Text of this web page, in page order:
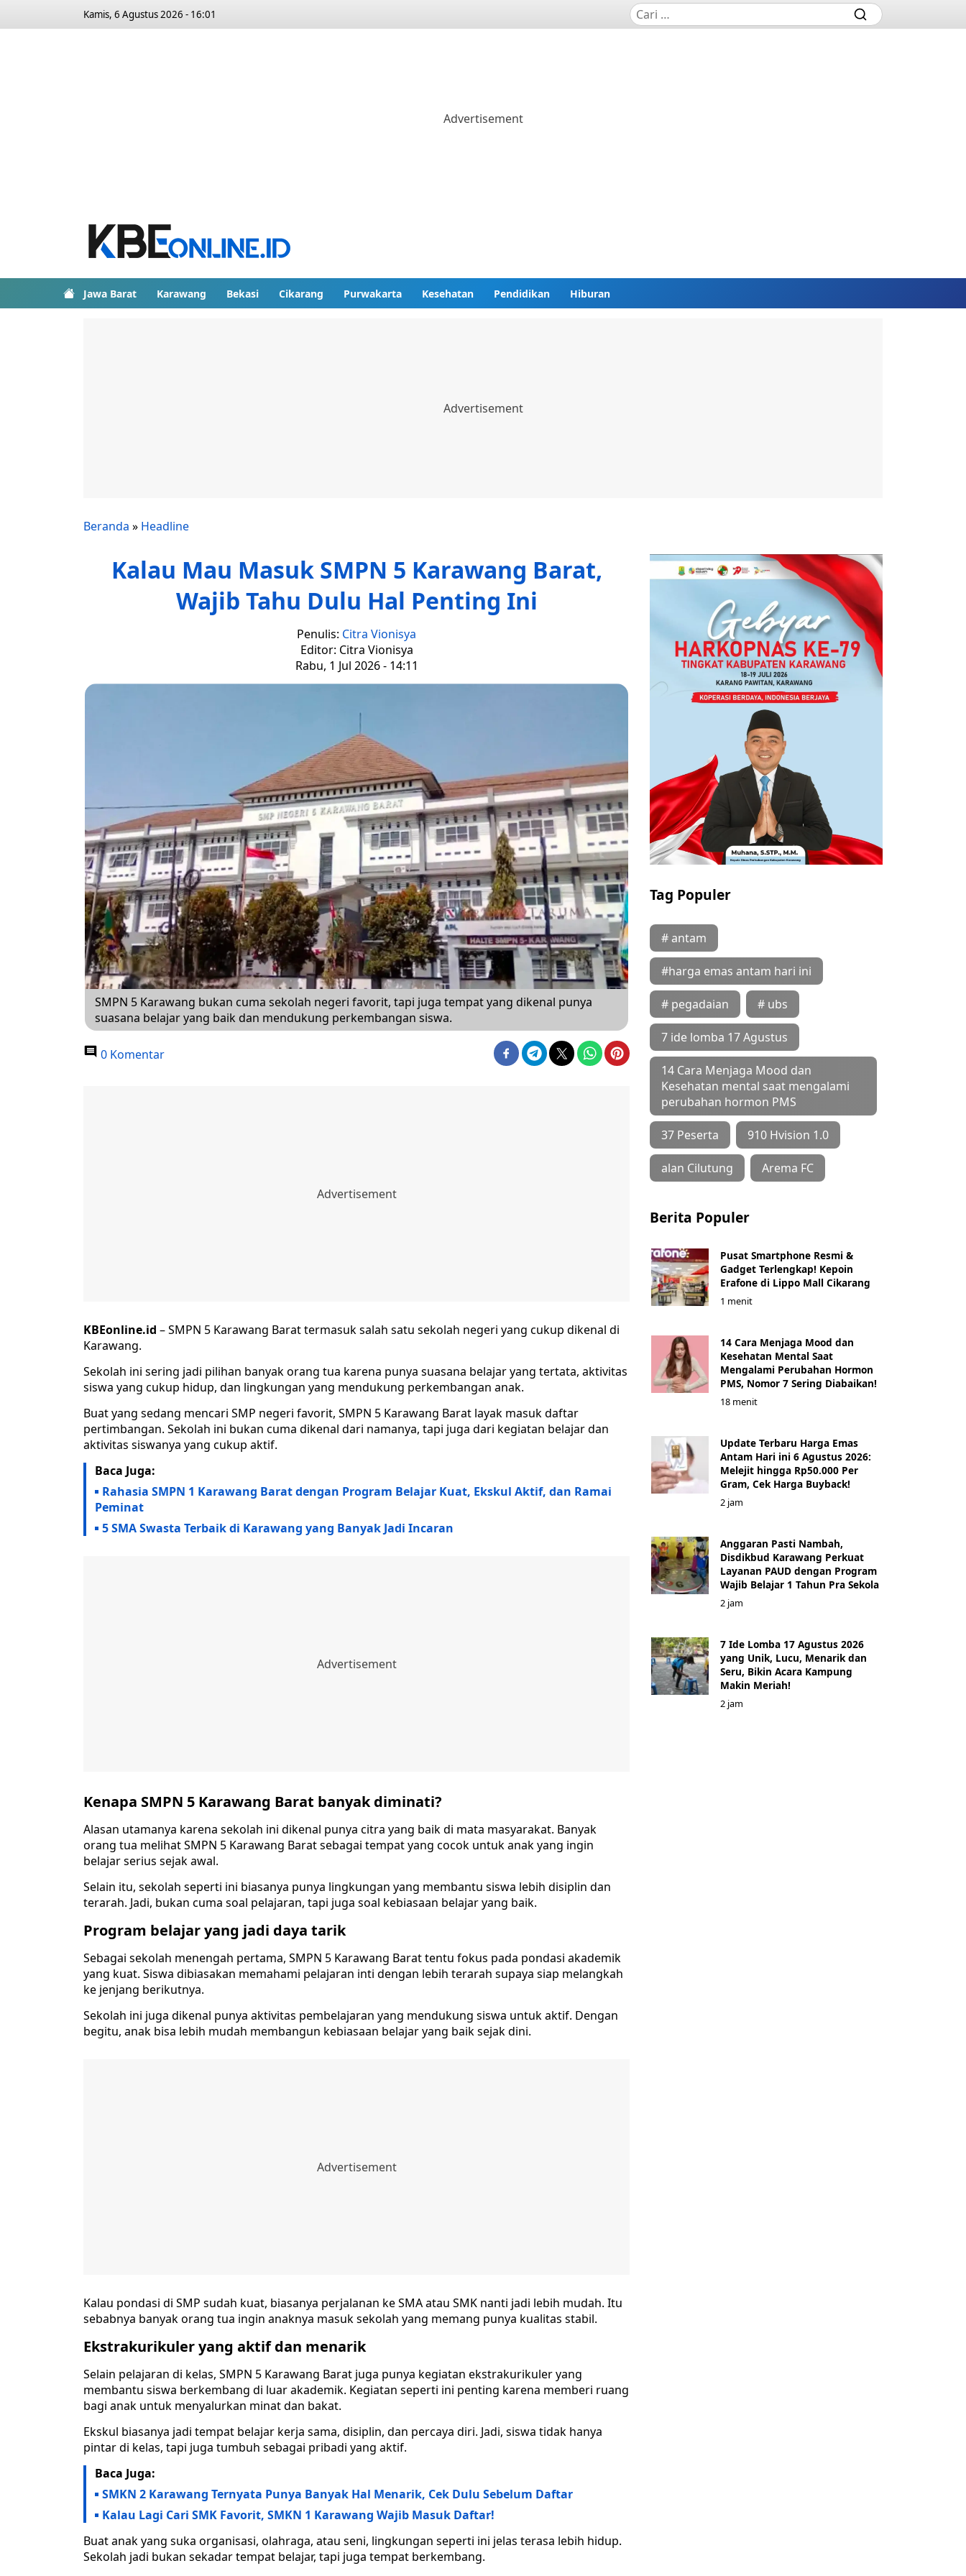
Kamis, 6 Agustus 2026 - 16:01
Jawa Barat Karawang Bekasi Cikarang Purwakarta Kesehatan Pendidikan Hiburan
Beranda » Headline
Kalau Mau Masuk SMPN 5 Karawang Barat,
Wajib Tahu Dulu Hal Penting Ini
Penulis: Citra Vionisya
Editor: Citra Vionisya
Rabu, 1 Jul 2026 - 14:11
SMPN 5 Karawang bukan cuma sekolah negeri favorit, tapi juga tempat yang dikenal punya
suasana belajar yang baik dan mendukung perkembangan siswa.
0 Komentar
KBEonline.id – SMPN 5 Karawang Barat termasuk salah satu sekolah negeri yang cukup dikenal di
Karawang.
Sekolah ini sering jadi pilihan banyak orang tua karena punya suasana belajar yang tertata, aktivitas
siswa yang cukup hidup, dan lingkungan yang mendukung perkembangan anak.
Buat yang sedang mencari SMP negeri favorit, SMPN 5 Karawang Barat layak masuk daftar
pertimbangan. Sekolah ini bukan cuma dikenal dari namanya, tapi juga dari kegiatan belajar dan
aktivitas siswanya yang cukup aktif.
Baca Juga:
Rahasia SMPN 1 Karawang Barat dengan Program Belajar Kuat, Ekskul Aktif, dan Ramai
Peminat
5 SMA Swasta Terbaik di Karawang yang Banyak Jadi Incaran
Kenapa SMPN 5 Karawang Barat banyak diminati?
Alasan utamanya karena sekolah ini dikenal punya citra yang baik di mata masyarakat. Banyak
orang tua melihat SMPN 5 Karawang Barat sebagai tempat yang cocok untuk anak yang ingin
belajar serius sejak awal.
Selain itu, sekolah seperti ini biasanya punya lingkungan yang membantu siswa lebih disiplin dan
terarah. Jadi, bukan cuma soal pelajaran, tapi juga soal kebiasaan belajar yang baik.
Program belajar yang jadi daya tarik
Sebagai sekolah menengah pertama, SMPN 5 Karawang Barat tentu fokus pada pondasi akademik
yang kuat. Siswa dibiasakan memahami pelajaran inti dengan lebih terarah supaya siap melangkah
ke jenjang berikutnya.
Sekolah ini juga dikenal punya aktivitas pembelajaran yang mendukung siswa untuk aktif. Dengan
begitu, anak bisa lebih mudah membangun kebiasaan belajar yang baik sejak dini.
Kalau pondasi di SMP sudah kuat, biasanya perjalanan ke SMA atau SMK nanti jadi lebih mudah. Itu
sebabnya banyak orang tua ingin anaknya masuk sekolah yang memang punya kualitas stabil.
Ekstrakurikuler yang aktif dan menarik
Selain pelajaran di kelas, SMPN 5 Karawang Barat juga punya kegiatan ekstrakurikuler yang
membantu siswa berkembang di luar akademik. Kegiatan seperti ini penting karena memberi ruang
bagi anak untuk menyalurkan minat dan bakat.
Ekskul biasanya jadi tempat belajar kerja sama, disiplin, dan percaya diri. Jadi, siswa tidak hanya
pintar di kelas, tapi juga tumbuh sebagai pribadi yang aktif.
Baca Juga:
SMKN 2 Karawang Ternyata Punya Banyak Hal Menarik, Cek Dulu Sebelum Daftar
Kalau Lagi Cari SMK Favorit, SMKN 1 Karawang Wajib Masuk Daftar!
Buat anak yang suka organisasi, olahraga, atau seni, lingkungan seperti ini jelas terasa lebih hidup.
Sekolah jadi bukan sekadar tempat belajar, tapi juga tempat berkembang.
Tag Populer
# antam
#harga emas antam hari ini
# pegadaian # ubs
7 ide lomba 17 Agustus
14 Cara Menjaga Mood dan
Kesehatan mental saat mengalami
perubahan hormon PMS
37 Peserta 910 Hvision 1.0
alan Cilutung Arema FC
Berita Populer
Pusat Smartphone Resmi &
Gadget Terlengkap! Kepoin
Erafone di Lippo Mall Cikarang
1 menit
14 Cara Menjaga Mood dan
Kesehatan Mental Saat
Mengalami Perubahan Hormon
PMS, Nomor 7 Sering Diabaikan!
18 menit
Update Terbaru Harga Emas
Antam Hari ini 6 Agustus 2026:
Melejit hingga Rp50.000 Per
Gram, Cek Harga Buyback!
2 jam
Anggaran Pasti Nambah,
Disdikbud Karawang Perkuat
Layanan PAUD dengan Program
Wajib Belajar 1 Tahun Pra Sekola
2 jam
7 Ide Lomba 17 Agustus 2026
yang Unik, Lucu, Menarik dan
Seru, Bikin Acara Kampung
Makin Meriah!
2 jam